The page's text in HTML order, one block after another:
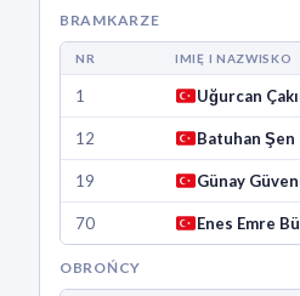
BRAMKARZE
NR IMIĘ I NAZWISKO
1 Uğurcan
12 Batuhan Şen
19 Günay
70 Enes Emre
OBROŃCY